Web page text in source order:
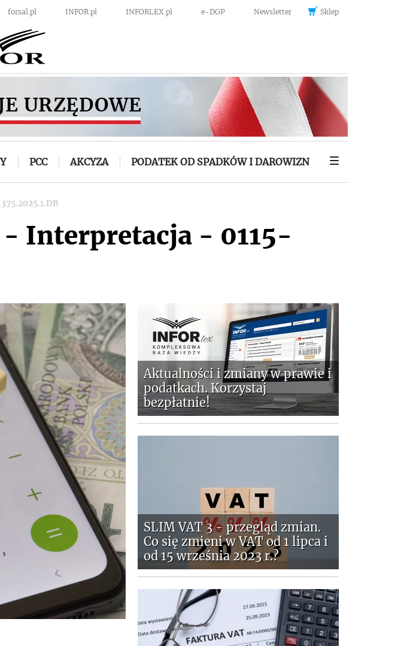
forsal.pl INFOR.pl INFORLEX.pl e-DGP Newsletter Sklep
PCC AKCYZA PODATEK OD SPADKÓW I DAROWIZN
Interpretacja - 0115-
Aktualności i zmiany w prawie i
podatkach. Korzystaj
bezpłatnie!
SLIM VAT 3 - przegląd zmian.
Co się zmieni w VAT od 1 lipca i
od 15 września 2023 r.?